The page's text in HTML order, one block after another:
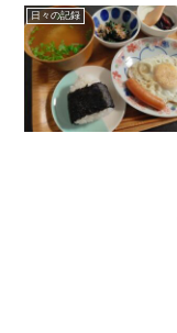
日々の記録